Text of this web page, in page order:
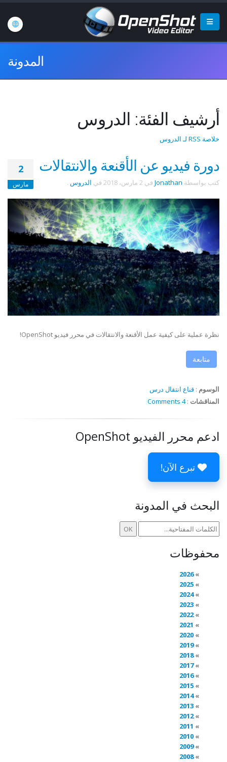
المدونة
أرشيف الفئة: الدروس
خلاصة RSS لـ الدروس
2
مارس
دورة فيديو عن الأقنعة والانتقالات
كتب بواسطة Jonathan في 2 مارس، 2018 في الدروس .
نظرة عملية على كيفية عمل الأقنعة والانتقالات في محرر فيديو OpenShot!
متابعة
الوسوم : قناع انتقال درس
المناقشات :
4 Comments
ادعم محرر الفيديو OpenShot
تبرع الآن!
البحث في المدونة
محفوظات
2026
2025
2024
2023
2022
2021
2020
2019
2018
2017
2016
2015
2014
2013
2012
2011
2010
2009
2008